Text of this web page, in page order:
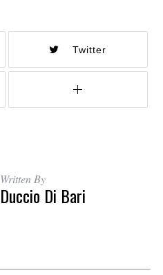
Twitter
Written By
Duccio Di Bari